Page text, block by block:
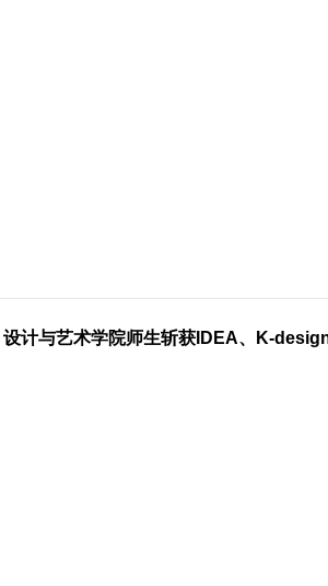
设计与艺术学院师生斩获IDEA、K-